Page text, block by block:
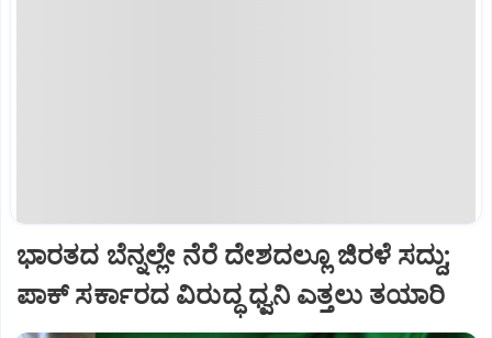
ಭಾರತದ ಬೆನ್ನಲ್ಲೇ ನೆರೆ ದೇಶದಲ್ಲೂ ಜಿರಳೆ ಸದ್ದು;
ಪಾಕ್‌ ಸರ್ಕಾರದ ವಿರುದ್ಧ ಧ್ವನಿ ಎತ್ತಲು ತಯಾರಿ